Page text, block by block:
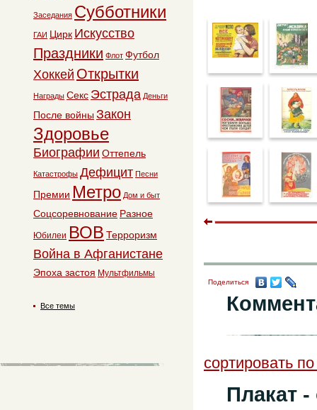
Поделиться
сортировать
Плакат
Заседания Субботники
ГАИ Цирк Искусство
Праздники Флот Футбол
Хоккей Открытки
Награды Секс Эстрада Деньги
После войны Закон
Здоровье
Биографии Оттепель
Катастрофы Дефицит Песни
Премии Метро Дом и быт
Соцсоревнование Разное
Юбилеи ВОВ Терроризм
Война в Афганистане
Эпоха застоя Мультфильмы
Все темы